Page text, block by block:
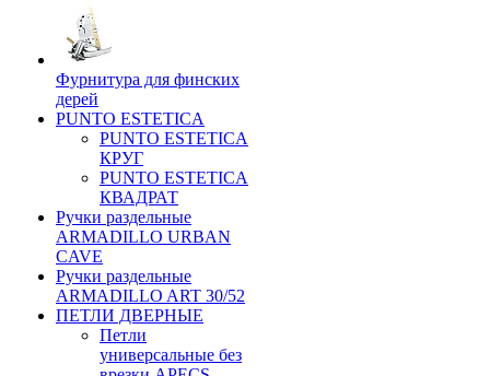
Фурнитура для финских
дерей
PUNTO ESTETICA
PUNTO ESTETICA
КРУГ
PUNTO ESTETICA
КВАДРАТ
Ручки раздельные
ARMADILLO URBAN
CAVE
Ручки раздельные
ARMADILLO ART 30/52
ПЕТЛИ ДВЕРНЫЕ
Петли
универсальные без